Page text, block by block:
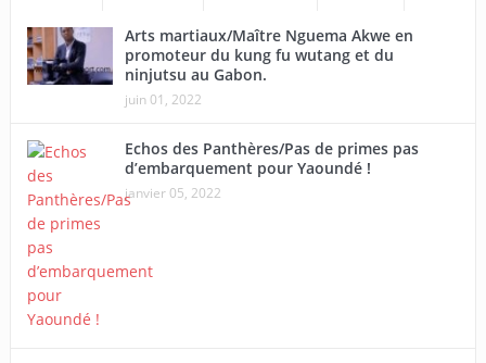
Arts martiaux/Maître Nguema Akwe en
promoteur du kung fu wutang et du
ninjutsu au Gabon.
juin 01, 2022
Echos des Panthères/Pas de primes pas
d’embarquement pour Yaoundé !
janvier 05, 2022